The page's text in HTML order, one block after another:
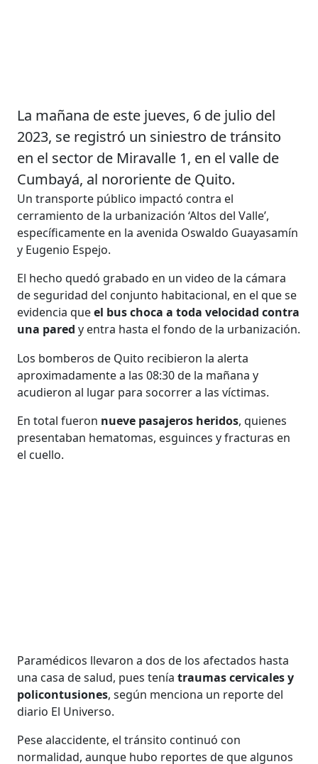
La mañana de este jueves, 6 de julio del
2023, se registró un siniestro de tránsito
en el sector de Miravalle 1, en el valle de
Cumbayá, al nororiente de Quito.
Un transporte público impactó contra el
cerramiento de la urbanización ‘Altos del Valle’,
específicamente en la avenida Oswaldo Guayasamín
y Eugenio Espejo.
El hecho quedó grabado en un video de la cámara
de seguridad del conjunto habitacional, en el que se
evidencia queel bus choca a toda velocidad contra
una pared y entra hasta el fondo de la urbanización.
Los bomberos de Quito recibieron la alerta
aproximadamente a las 08:30 de la mañana y
acudieron al lugar para socorrer a las víctimas.
En total fueron nueve pasajeros heridos, quienes
presentaban hematomas, esguinces y fracturas en
el cuello.
Paramédicos llevaron a dos de los afectados hasta
una casa de salud, pues tenía traumas cervicales y
policontusiones, según menciona un reporte del
diario El Universo.
Pese alaccidente, el tránsito continuó con
normalidad, aunque hubo reportes de que algunos